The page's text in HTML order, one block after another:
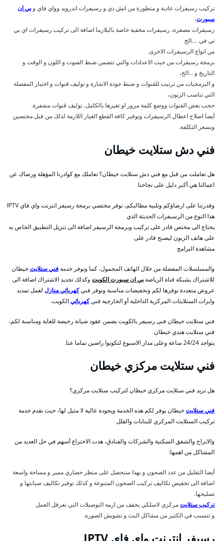
تركيب رسيفرات عادية و متطورة من اتش دي و رسيفرات اندرويد وواي فاي و بي ان
سبورت،
رسيفرات مصغرة، رسيفرات مخفية خاصة بالبلازما اضافة الى تركيب رسيفرات اي بي
تي في ….الخ
من انواع الرسيفرات الاخرى.
برمجة رسيفرات من حيث الاعدادات والتي تتضمن ضبط الصوت و اللون و الوقت و
التاريخ و …الخ،
و البرمجيات من ترتيب للقنوات و ضبط جودة الاشارة و توليف قنوات و اختيار المفضلة
التي تناسب الزبون،
حجب بعض القنوات ووضع كلمة مرور او تغيرها بالكامل، توليف قنوات مشفرة.
أيضا اصلاح اعطال الرسيفرات وتوفير كافة القطع الغيار اللازمة لذلك من قبل مختصين
وبسعر التكلفة.
فني دش ستلايت خيطان
هل تعاملت من قبل مع فني دش ستلايت خيطان؟ تعاملك مع كوادرنا المؤهلة ورضاك عن
اعمالنا هي أكبر دليل على نجاحنا
وقدرتنا على ارضاؤكم وتلبية مطالبكم، نوفر مختصي برمجة رسيفر انترنت واي فاي IPTV
هذا النوع من الرسيفرات الحديثة الذي
يحتاج الى مختص قادر على تركيب وبرمجة الرسيفر اضافة الى تنزيل التطبيق الخاص به
على هاتف الزبون ليصبح قادر على
مشاهدة البرامج
والمسلسلات المفضلة من خلال الهاتف المحمول، كما ونوفر خدمةفني ستلايتخيطان
للاشتراك بشبكة قناة الرياضةبي ان سبورت الكويت وكذلك تجديد الاشتراك اضافة الى
عروض متعددة نوفرها لكم وتخفيضات مناسبة ونوفر فنيكهربائي منازل لعمل تمديد
وايرات الستلايتات المركزية الداخلية أو الخارجية فنيكهربائيالكويت.
فني ستلايت خيطان فنى رسيفر بالكويت يضمن عقود صيانة رخيصة للغاية ومناسبة لكم،
فني ستلايت هندي خيطان
يتواجد 24/24 ساعة وعلى مدار الاسبوع لتكونوا راضين تماما عنا.
فني ستلايت مركزي خيطان
هل تريد فني ستلايت مركزي خيطان لتركيب ستلايت مركزي؟
فني ستلايتخيطان يوفر لكم هذه الخدمة وبجودة عالية لا مثيل لها، حيث نقدم خدمة
تركيب الستلايت المركزي للبنايات والفلل
والابراج والشقق السكنية والشركات والفنادق، هذت الاختراع أسهم في حل العديد من
المشاكل من اهمها:
أيضا التقليل من عدد الصحون و بهذا ستحصل على منظر حضاري مميز و مساحة واسعة
اضافة الى تخفيض تكاليف تركيب الصحون المتنوعة و كذلك توفير تكاليف صيانتها و
تصليحها.
تركيب ستلايتمركزي لاسلكي يخفف من ازمة التوصيلات التي تعرقل العمل
و تتسبب في الكثير من مشاكل البث و تشويش الصورة.